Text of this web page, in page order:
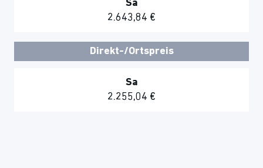
Sa
2.643,84 €
Direkt-/Ortspreis
Sa
2.255,04 €